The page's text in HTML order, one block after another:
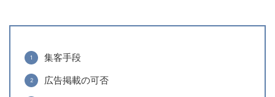
集客手段
広告掲載の可否